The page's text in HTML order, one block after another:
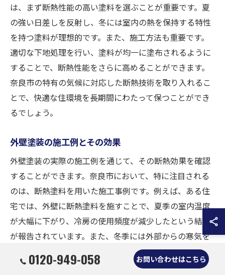
は、まず断熱性能の高い塗料を選ぶことが重要です。夏
の強い日差しを反射し、冬には室内の熱を保持する特性
を持つ塗料が理想的です。また、施工方法も重要です。
適切な下地処理を行い、塗料が均一に塗布されるように
することで、断熱性能をさらに高めることができます。
奈良市の特有の気候に対応した断熱技術を取り入れるこ
とで、快適な住環境を長期間にわたって保つことができ
るでしょう。
外壁塗装の施工例とその効果
外壁塗装の実際の施工例を通じて、その断熱効果を確認
することができます。奈良市において、特に注目される
のは、断熱塗料を用いた施工事例です。例えば、ある住
宅では、外壁に断熱塗料を施すことで、夏季の室内温度
が大幅に下がり、冷房の使用頻度が減少したという結果
が報告されています。また、冬季には外部からの寒気を
効果的に遮断し、暖房効率が向上したケースもありま
す。これらの施工例は、外壁塗装がどれほど生活の質を
0120-949-058 お問い合わせはこちら